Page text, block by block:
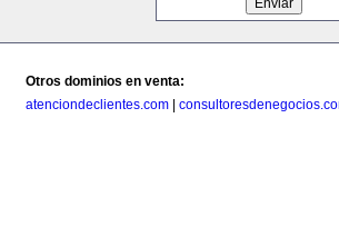
Otros dominios en venta:
atenciondeclientes.com